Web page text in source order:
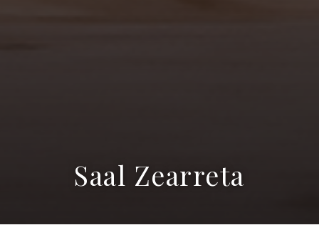
Saal Zearreta